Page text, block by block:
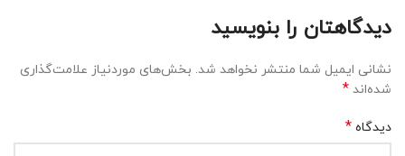
دیدگاهتان را بنویسید
نشانی ایمیل شما منتشر نخواهد شد. بخش‌های موردنیاز علامت‌گذاری
شده‌اند *
دیدگاه *